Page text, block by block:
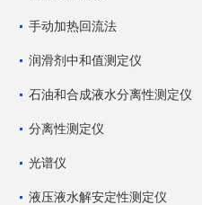
手动加热回流法
润滑剂中和值测定仪
石油和合成液水分离性测定仪
分离性测定仪
光谱仪
液压液水解安定性测定仪